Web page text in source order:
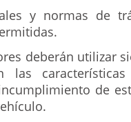
y normas de
deberán utilizar
las
de